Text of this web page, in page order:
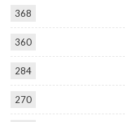
368
360
284
270